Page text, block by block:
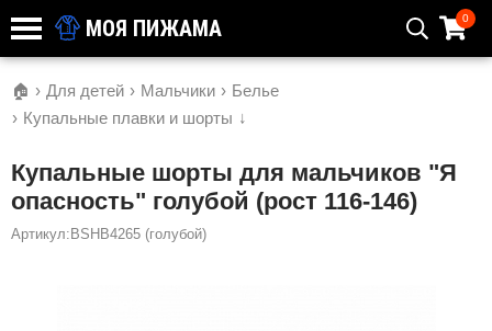
МОЯ ПИЖАМА 0
🏠 › Для детей › Мальчики › Белье
› Купальные плавки и шорты ↓
Купальные шорты для мальчиков "Я
опасность" голубой (рост 116-146)
Артикул:BSHB4265 (голубой)